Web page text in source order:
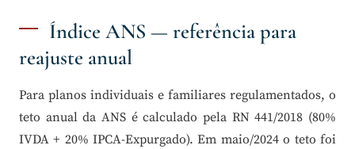
Índice ANS — referência para
reajuste anual
Para planos individuais e familiares regulamentados, o
teto anual da ANS é calculado pela RN 441/2018 (80%
IVDA + 20% IPCA-Expurgado). Em maio/2024 o teto foi